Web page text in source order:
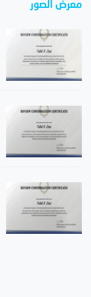
معرض الصور